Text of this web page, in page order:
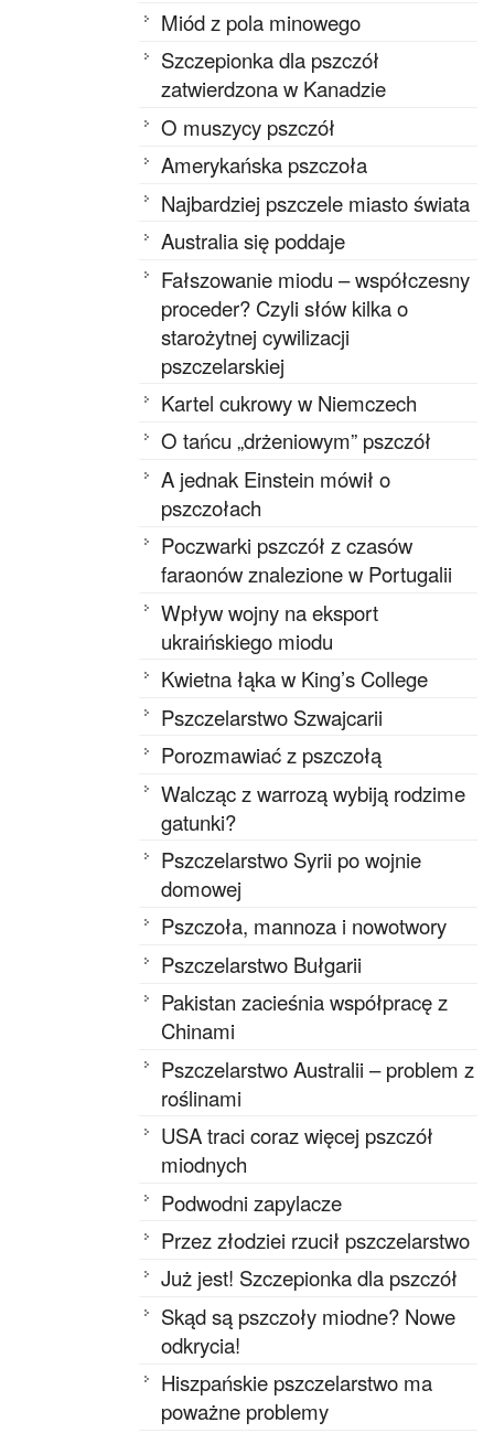
Miód z pola minowego
Szczepionka dla pszczół
zatwierdzona w Kanadzie
O muszycy pszczół
Amerykańska pszczoła
Najbardziej pszczele miasto świata
Australia się poddaje
Fałszowanie miodu – współczesny
proceder? Czyli słów kilka o
starożytnej cywilizacji
pszczelarskiej
Kartel cukrowy w Niemczech
O tańcu „drżeniowym” pszczół
A jednak Einstein mówił o
pszczołach
Poczwarki pszczół z czasów
faraonów znalezione w Portugalii
Wpływ wojny na eksport
ukraińskiego miodu
Kwietna łąka w King’s College
Pszczelarstwo Szwajcarii
Porozmawiać z pszczołą
Walcząc z warrozą wybiją rodzime
gatunki?
Pszczelarstwo Syrii po wojnie
domowej
Pszczoła, mannoza i nowotwory
Pszczelarstwo Bułgarii
Pakistan zacieśnia współpracę z
Chinami
Pszczelarstwo Australii – problem z
roślinami
USA traci coraz więcej pszczół
miodnych
Podwodni zapylacze
Przez złodziei rzucił pszczelarstwo
Już jest! Szczepionka dla pszczół
Skąd są pszczoły miodne? Nowe
odkrycia!
Hiszpańskie pszczelarstwo ma
poważne problemy